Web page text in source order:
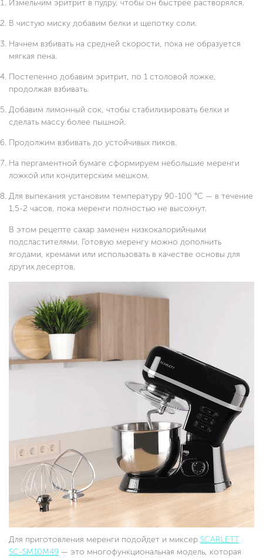
Измельчим эритрит в пудру, чтобы он быстрее растворялся.
В чистую миску добавим белки и щепотку соли.
Начнем взбивать на средней скорости, пока не образуется
мягкая пена.
Постепенно добавим эритрит, по 1 столовой ложке,
продолжая взбивать.
Добавим лимонный сок, чтобы стабилизировать белки и
сделать массу более пышной.
Продолжим взбивать до устойчивых пиков.
На пергаментной бумаге сформируем небольшие меренги
ложкой или кондитерским мешком.
Для выпекания установим температуру 90-100 °C — в течение
1,5-2 часов, пока меренги полностью не высохнут.
В этом рецепте сахар заменен низкокалорийными
подсластителями. Готовую меренгу можно дополнить
ягодами, кремами или использовать в качестве основы для
других десертов.
Для приготовления меренги подойдет и миксер SCARLETT
SC-SM10M49 — это многофункциональная модель, которая